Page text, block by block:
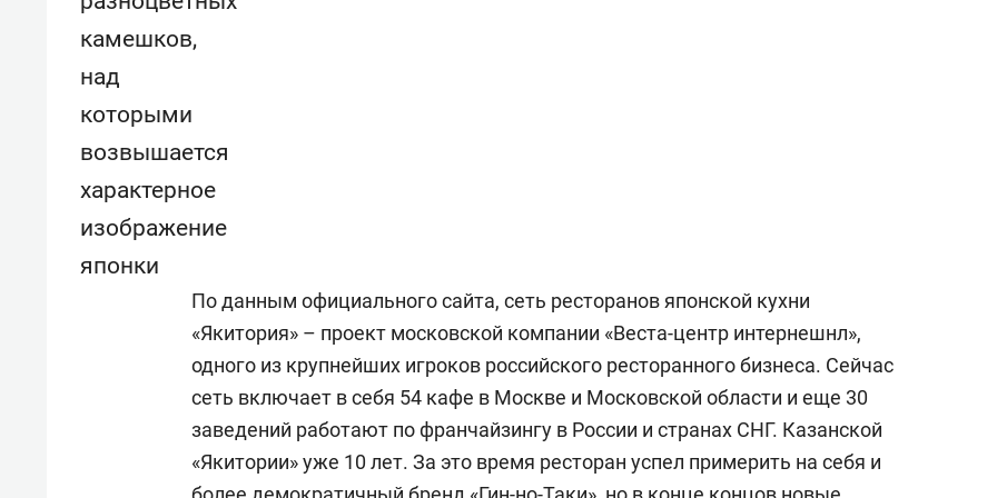
камешков,
над
которыми
возвышается
характерное
изображение
японки
По данным официального сайта, сеть ресторанов японской кухни
«Якитория» – проект московской компании «Веста-центр интернешнл»,
одного из крупнейших игроков российского ресторанного бизнеса. Сейчас
сеть включает в себя 54 кафе в Москве и Московской области и еще 30
заведений работают по франчайзингу в России и странах СНГ. Казанской
«Якитории» уже 10 лет. За это время ресторан успел примерить на себя и